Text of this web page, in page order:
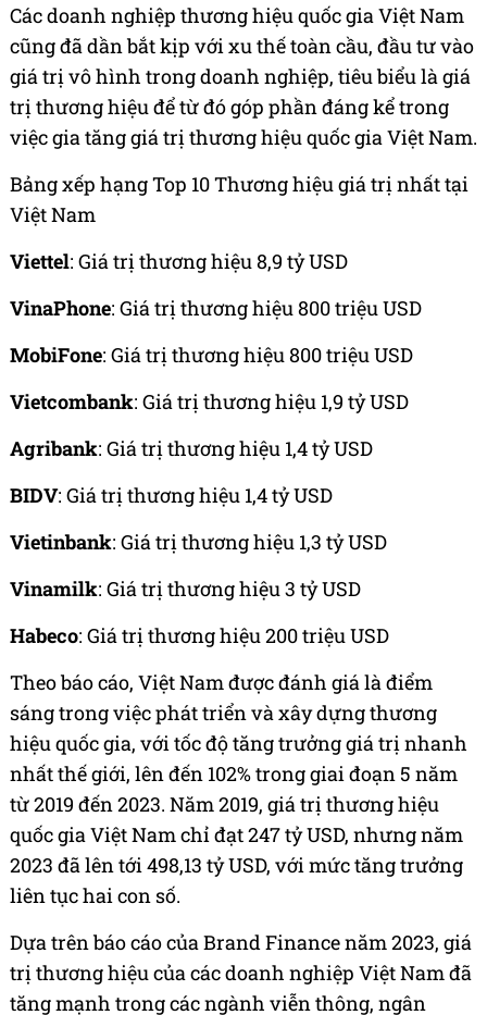
Các doanh nghiệp thương hiệu quốc gia Việt Nam
cũng đã dần bắt kịp với xu thế toàn cầu, đầu tư vào
giá trị vô hình trong doanh nghiệp, tiêu biểu là giá
trị thương hiệu để từ đó góp phần đáng kể trong
việc gia tăng giá trị thương hiệu quốc gia Việt Nam.
Bảng xếp hạng Top 10 Thương hiệu giá trị nhất tại
Việt Nam
Viettel: Giá trị thương hiệu 8,9 tỷ USD
VinaPhone: Giá trị thương hiệu 800 triệu USD
MobiFone: Giá trị thương hiệu 800 triệu USD
Vietcombank: Giá trị thương hiệu 1,9 tỷ USD
Agribank: Giá trị thương hiệu 1,4 tỷ USD
BIDV: Giá trị thương hiệu 1,4 tỷ USD
Vietinbank: Giá trị thương hiệu 1,3 tỷ USD
Vinamilk: Giá trị thương hiệu 3 tỷ USD
Habeco: Giá trị thương hiệu 200 triệu USD
Theo báo cáo, Việt Nam được đánh giá là điểm
sáng trong việc phát triển và xây dựng thương
hiệu quốc gia, với tốc độ tăng trưởng giá trị nhanh
nhất thế giới, lên đến 102% trong giai đoạn 5 năm
từ 2019 đến 2023. Năm 2019, giá trị thương hiệu
quốc gia Việt Nam chỉ đạt 247 tỷ USD, nhưng năm
2023 đã lên tới 498,13 tỷ USD, với mức tăng trưởng
liên tục hai con số.
Dựa trên báo cáo của Brand Finance năm 2023, giá
trị thương hiệu của các doanh nghiệp Việt Nam đã
tăng mạnh trong các ngành viễn thông, ngân